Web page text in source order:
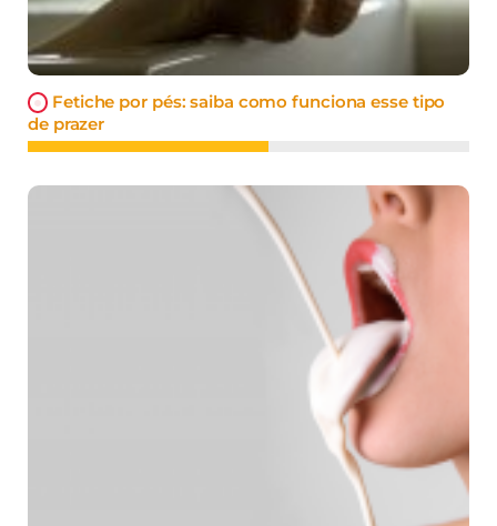
Fetiche por pés: saiba como funciona esse tipo
de prazer